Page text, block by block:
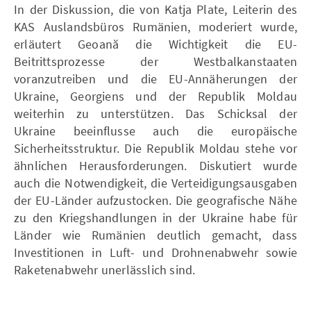
In der Diskussion, die von Katja Plate, Leiterin des
KAS Auslandsbüros Rumänien, moderiert wurde,
erläutert Geoană die Wichtigkeit die EU-
Beitrittsprozesse der Westbalkanstaaten
voranzutreiben und die EU-Annäherungen der
Ukraine, Georgiens und der Republik Moldau
weiterhin zu unterstützen. Das Schicksal der
Ukraine beeinflusse auch die europäische
Sicherheitsstruktur. Die Republik Moldau stehe vor
ähnlichen Herausforderungen. Diskutiert wurde
auch die Notwendigkeit, die Verteidigungsausgaben
der EU-Länder aufzustocken. Die geografische Nähe
zu den Kriegshandlungen in der Ukraine habe für
Länder wie Rumänien deutlich gemacht, dass
Investitionen in Luft- und Drohnenabwehr sowie
Raketenabwehr unerlässlich sind.